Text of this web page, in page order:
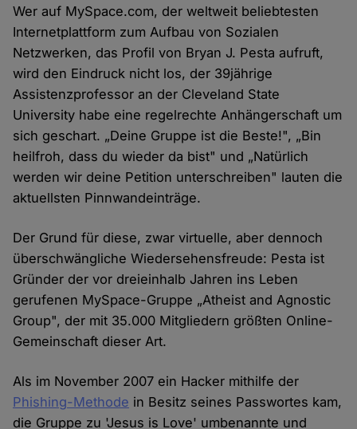
Wer auf MySpace.com, der weltweit beliebtesten
Internetplattform zum Aufbau von Sozialen
Netzwerken, das Profil von Bryan J. Pesta aufruft,
wird den Eindruck nicht los, der 39jährige
Assistenzprofessor an der Cleveland State
University habe eine regelrechte Anhängerschaft um
sich geschart. „Deine Gruppe ist die Beste!", „Bin
heilfroh, dass du wieder da bist" und „Natürlich
werden wir deine Petition unterschreiben" lauten die
aktuellsten Pinnwandeinträge.
Der Grund für diese, zwar virtuelle, aber dennoch
überschwängliche Wiedersehensfreude: Pesta ist
Gründer der vor dreieinhalb Jahren ins Leben
gerufenen MySpace-Gruppe „Atheist and Agnostic
Group", der mit 35.000 Mitgliedern größten Online-
Gemeinschaft dieser Art.
Als im November 2007 ein Hacker mithilfe der
Phishing-Methode in Besitz seines Passwortes kam,
die Gruppe zu 'Jesus is Love' umbenannte und